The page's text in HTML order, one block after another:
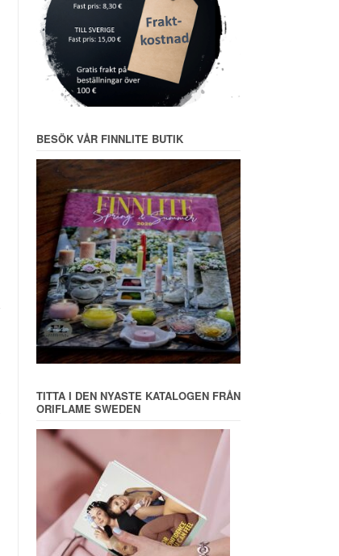
BESÖK VÅR FINNLITE BUTIK
TITTA I DEN NYASTE KATALOGEN FRÅN
ORIFLAME SWEDEN